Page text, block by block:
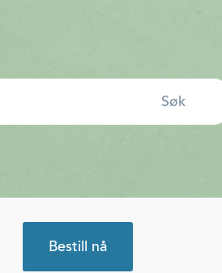
Bestill nå